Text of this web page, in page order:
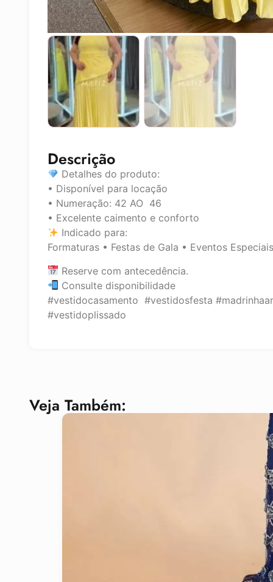
Descrição
Detalhes do produto:
• Disponível para locação
• Numeração: 42 AO 46
• Excelente caimento e conforto
Indicado para:
Formaturas • Festas de Gala • Eventos Especiais
Reserve com antecedência.
Consulte disponibilidade
#vestidocasamento #vestidosfesta
#vestidoplissado
Veja Também: